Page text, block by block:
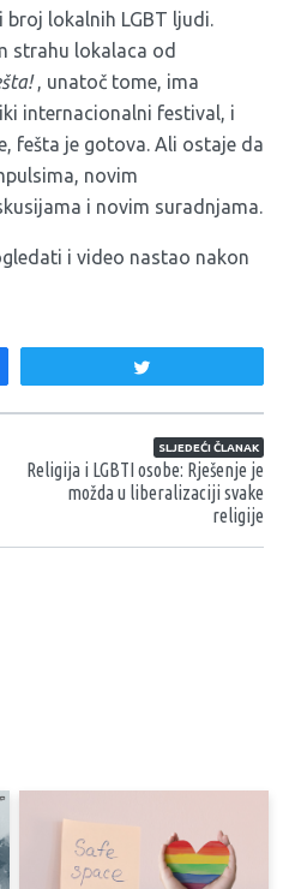
lokalnih LGBT ljudi.
strahu lokalaca od
, unatoč tome, ima
internacionalni festival, i
fešta je gotova. Ali ostaje da
novim
i novim suradnjama.
i video nastao nakon
SLJEDEĆI ČLANAK
Religija i LGBTI osobe: Rješenje je
možda u liberalizaciji svake
religije